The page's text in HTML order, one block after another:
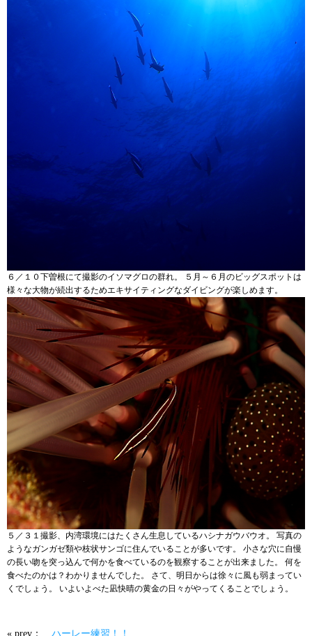
６／１０下曽根にて撮影のイソマグロの群れ。 ５月～６月のビッグスポットは
様々な大物が続出するためエキサイティングなダイビングが楽しめます。
５／３１撮影、内湾環境にはたくさん生息しているハシナガウバウオ。 写真の
ようなガンガゼ類や枝状サンゴに住んでいることが多いです。 小さな穴に自慢
の長い吻を突っ込んで何かを食べているのを観察することが出来ました。 何を
食べたのかは？わかりませんでした。 さて、明日からは徐々に風も弱まってい
くでしょう。 いよいよべた凪快晴の黄金の日々がやってくることでしょう。
« prev： ハーレー練習！！